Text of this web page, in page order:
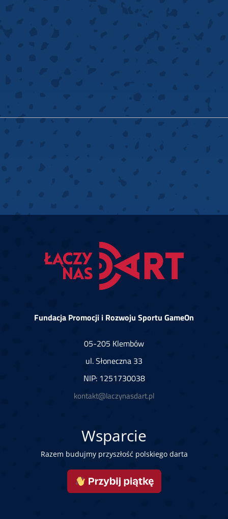
Fundacja Promocji i Rozwoju Sportu GameOn
05-205 Klembów
ul. Słoneczna 33
NIP: 1251730038
kontakt@laczynasdart.pl
Wsparcie
Razem budujmy przyszłość polskiego darta